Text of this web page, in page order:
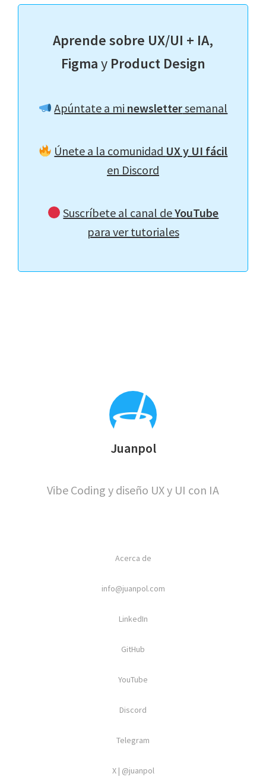
Aprende sobre UX/UI + IA,
Figmay Product Design
Apúntate a mi newslettersemanal
Únete a la comunidad UX y UI fácil
en Discord
Suscríbete al canal deYouTube
para ver tutoriales
Juanpol
Vibe Coding y diseño UX y UI con IA
Acerca de
info@juanpol.com
LinkedIn
GitHub
YouTube
Discord
Telegram
X | @juanpol